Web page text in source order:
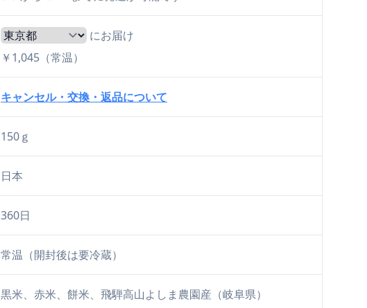
にお届け
￥1,045（常温）
キャンセル・交換・返品について
150ｇ
日本
360日
常温（開封後は要冷蔵）
黒米、赤米、餅米、飛騨高山よしま農園産（岐阜県）